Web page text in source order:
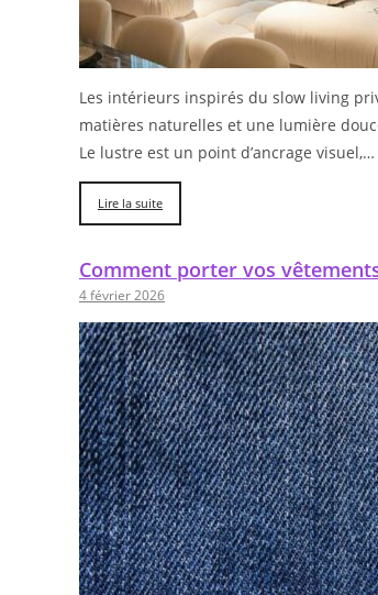
Les intérieurs inspirés du slow living
matières naturelles et une lumière
Le lustre est un point d’ancrage visuel,…
Lire la suite
Comment porter vos
4 février 2026